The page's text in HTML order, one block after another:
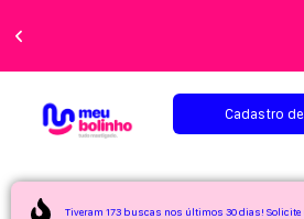
perfeita!
Cadastro
Tiveram 173 buscas nos últimos 30 dias! Solicite